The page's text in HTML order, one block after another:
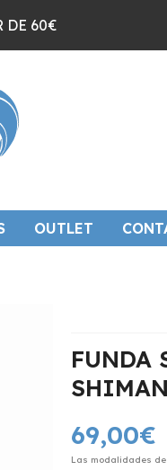
DE 60€
OUTLET
FUNDA
69,00€
Las modalidades de